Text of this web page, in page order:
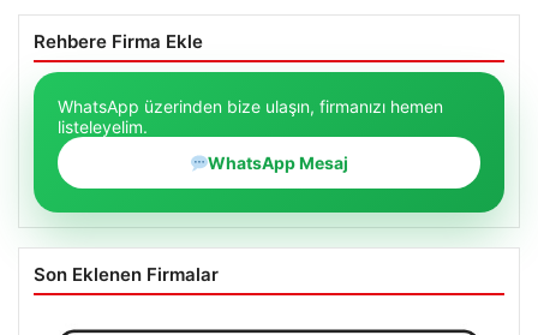
Rehbere Firma Ekle
WhatsApp üzerinden bize ulaşın, firmanızı hemen
listeleyelim.
WhatsApp Mesaj
Son Eklenen Firmalar